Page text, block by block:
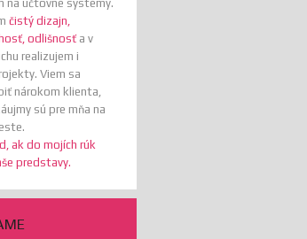
na účtovné systémy.
čistý dizajn,
odlišnosť a v
realizujem i
Viem sa
nárokom klienta,
sú pre mňa na
ak do mojích rúk
predstavy.